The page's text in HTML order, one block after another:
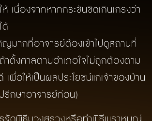
ห้ เนื่องจากหากกระชันชิดเกินเกรงว่า
ด้
ญมากที่อาจารย์ต้องเข้าไปดูสถานที่
ตั้งศาลตามอำเภอใจไม่ถูกต้องตาม
เพื่อให้เป็นผลประโยชน์แก่เจ้าของบ้าน
รึกษาอาจารย์ก่อน)